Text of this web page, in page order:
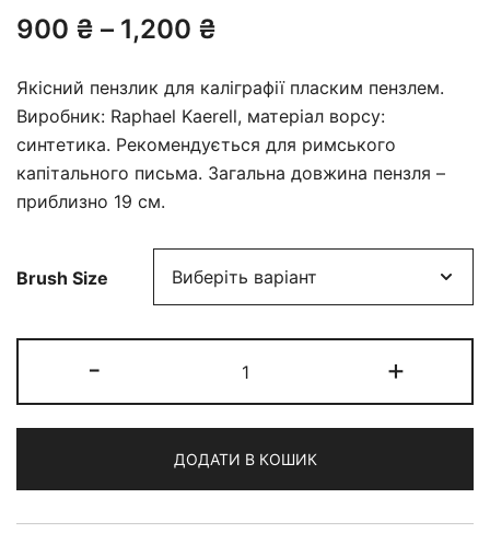
900 ₴ – 1,200 ₴
від
900 ₴
1,200 ₴
Якісний пензлик для каліграфії пласким пензлем.
Виробник: Raphael Kaerell, матеріал ворсу:
синтетика. Рекомендується для римського
капітального письма. Загальна довжина пензля –
приблизно 19 см.
Brush Size
-
Kaerell
Flat
кількість
+
ДОДАТИ В КОШИК